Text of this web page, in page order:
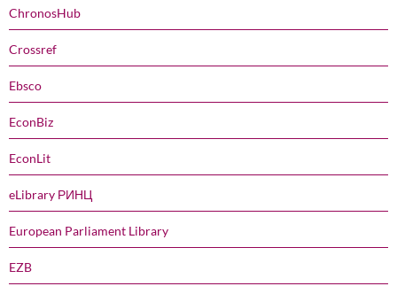
ChronosHub
Crossref
Ebsco
EconBiz
EconLit
eLibrary РИНЦ
European Parliament Library
EZB